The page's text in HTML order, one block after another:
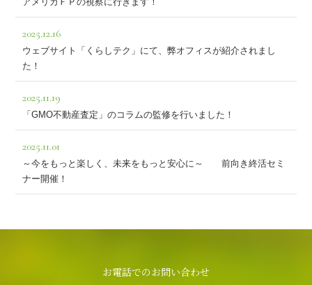
2025.12.16
ウェブサイト「くらしテク」にて、弊オフィスが紹介されまし
た！
2025.11.19
「GMO不動産査定」のコラムの監修を行いました！
2025.11.01
～今をもっと楽しく、未来をもっと安心に～ 前向き終活セミ
ナー開催！
お電話でのお問い合わせ